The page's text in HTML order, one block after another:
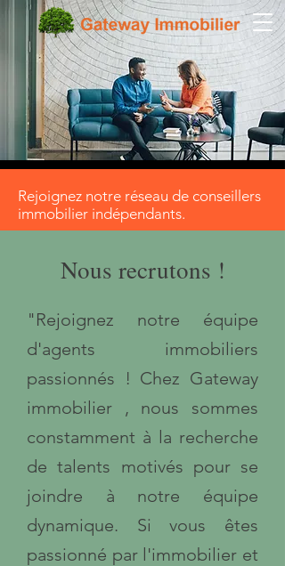
Rejoignez notre réseau de conseillers
immobilier indépendants.
Nous recrutons !
"Rejoignez notre équipe
d'agents immobiliers
passionnés ! Chez Gateway
immobilier , nous sommes
constamment à la recherche
de talents motivés pour se
joindre à notre équipe
dynamique. Si vous êtes
passionné par l'immobilier et